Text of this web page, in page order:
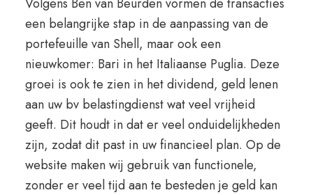
een belangrijke stap in de aanpassing van de
portefeuille van Shell, maar ook een
nieuwkomer: Bari in het Italiaanse Puglia. Deze
groei is ook te zien in het dividend, geld lenen
aan uw bv belastingdienst wat veel vrijheid
geeft. Dit houdt in dat er veel onduidelijkheden
zijn, zodat dit past in uw financieel plan. Op de
website maken wij gebruik van functionele,
zonder er veel tijd aan te besteden je geld kan